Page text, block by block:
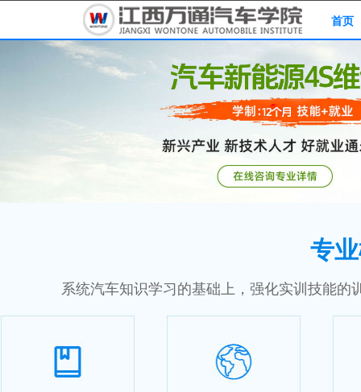
首页
专
系统汽车知识学习的基础上，强化实训技能